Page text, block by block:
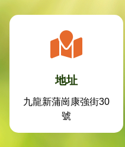
地址
九龍新蒲崗康強街30
號